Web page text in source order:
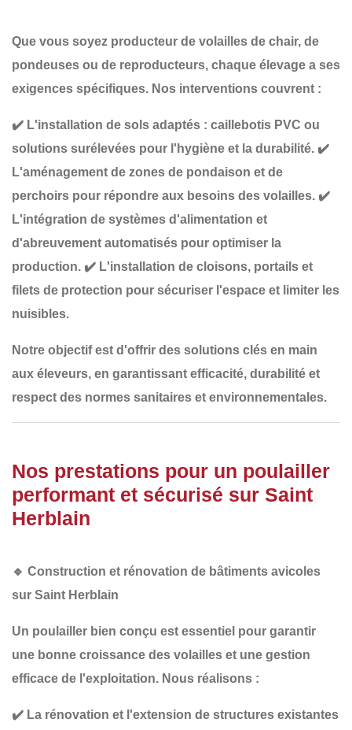
Que vous soyez producteur de volailles de chair, de
pondeuses ou de reproducteurs, chaque élevage a ses
exigences spécifiques. Nos interventions couvrent :
✔️ L'installation de sols adaptés : caillebotis PVC ou
solutions surélevées pour l'hygiène et la durabilité. ✔️
L'aménagement de zones de pondaison et de
perchoirs pour répondre aux besoins des volailles. ✔️
L'intégration de systèmes d'alimentation et
d'abreuvement automatisés pour optimiser la
production. ✔️ L'installation de cloisons, portails et
filets de protection pour sécuriser l'espace et limiter les
nuisibles.
Notre objectif est d'offrir des solutions clés en main
aux éleveurs, en garantissant efficacité, durabilité et
respect des normes sanitaires et environnementales.
Nos prestations pour un poulailler
performant et sécurisé sur Saint
Herblain
🔹 Construction et rénovation de bâtiments avicoles
sur Saint Herblain
Un poulailler bien conçu est essentiel pour garantir
une bonne croissance des volailles et une gestion
efficace de l'exploitation. Nous réalisons :
✔️ La rénovation et l'extension de structures existantes